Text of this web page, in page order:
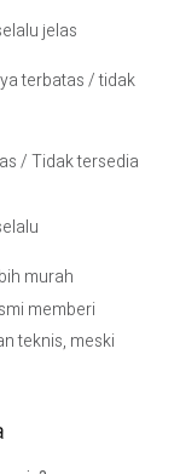
jelas
terbatas / tidak
/ Tidak tersedia
murah
memberi
teknis, meski